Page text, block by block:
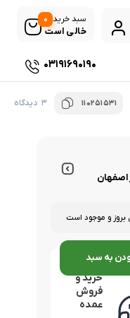
سبد خرید
خالی است
0
03191690190
110251531 3 دیدگاه
اصفهان
و موجود است
به سبد
مشاوره
خرید و
فروش
عمده